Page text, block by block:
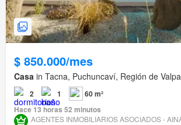
$ 850.000/mes
Casa in Tacna, Puchuncaví, Región de
2 1
60 m²
Hace 13 horas 52 minutos
AGENTES INMOBILIARIOS ASOCIADOS -